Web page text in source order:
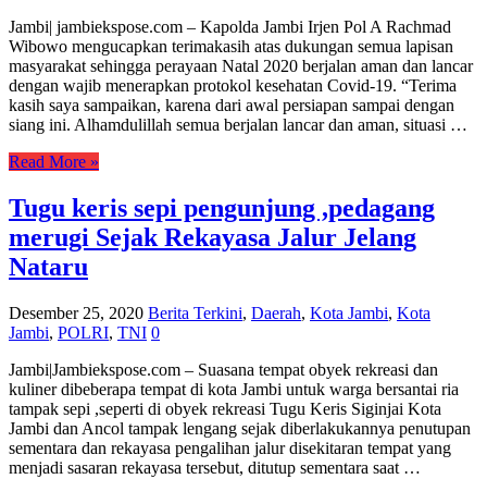
Jambi| jambiekspose.com – Kapolda Jambi Irjen Pol A Rachmad
Wibowo mengucapkan terimakasih atas dukungan semua lapisan
masyarakat sehingga perayaan Natal 2020 berjalan aman dan lancar
dengan wajib menerapkan protokol kesehatan Covid-19. “Terima
kasih saya sampaikan, karena dari awal persiapan sampai dengan
siang ini. Alhamdulillah semua berjalan lancar dan aman, situasi …
Read More »
Tugu keris sepi pengunjung ,pedagang
merugi Sejak Rekayasa Jalur Jelang
Nataru
Desember 25, 2020 Berita Terkini, Daerah, Kota Jambi, Kota
Jambi, POLRI, TNI 0
Jambi|Jambiekspose.com – Suasana tempat obyek rekreasi dan
kuliner dibeberapa tempat di kota Jambi untuk warga bersantai ria
tampak sepi ,seperti di obyek rekreasi Tugu Keris Siginjai Kota
Jambi dan Ancol tampak lengang sejak diberlakukannya penutupan
sementara dan rekayasa pengalihan jalur disekitaran tempat yang
menjadi sasaran rekayasa tersebut, ditutup sementara saat …